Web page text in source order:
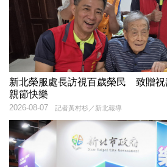
新北榮服處長訪視百歲榮民 致贈祝
親節快樂
記者黃村杉／新北報導
2026-08-07